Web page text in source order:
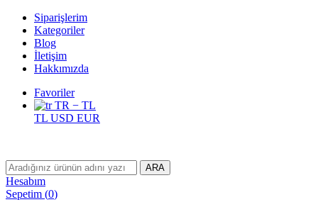
Siparişlerim
Kategoriler
Blog
İletişim
Hakkımızda
Favoriler
TR − TL
TL USD EUR
ARA
Hesabım
Sepetim (0)